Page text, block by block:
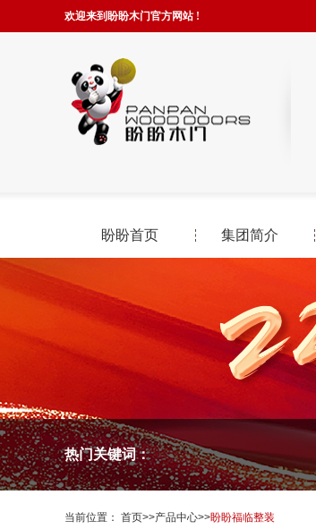
欢迎来到盼盼木门官方网站 !
盼盼首页 集团简介
热门关键词：
当前位置： 首页>>产品中心>>盼盼福临整装